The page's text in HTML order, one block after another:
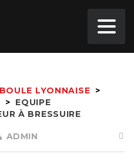
LYONNAISE >
> EQUIPE
À BRESSUIRE
ADMIN